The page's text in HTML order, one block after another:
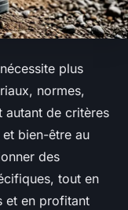
plus
normes,
autant de critères
bien-être au
des
tout en
et en profitant